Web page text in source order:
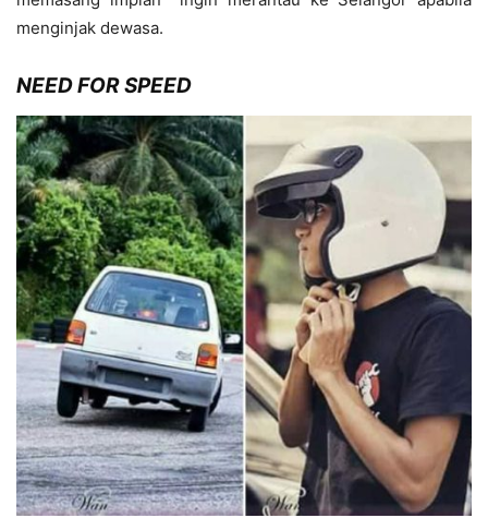
menginjak dewasa.
NEED FOR SPEED